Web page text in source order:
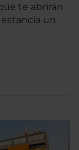
te abrirán
un